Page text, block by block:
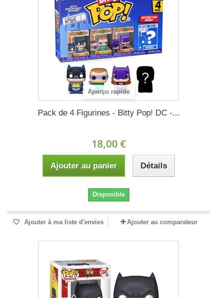
Aperçu rapide
Pack de 4 Figurines - Bitty Pop! DC -...
18,00 €
Ajouter au panier Détails
Disponible
Ajouter à ma liste d'envies Ajouter au comparateur